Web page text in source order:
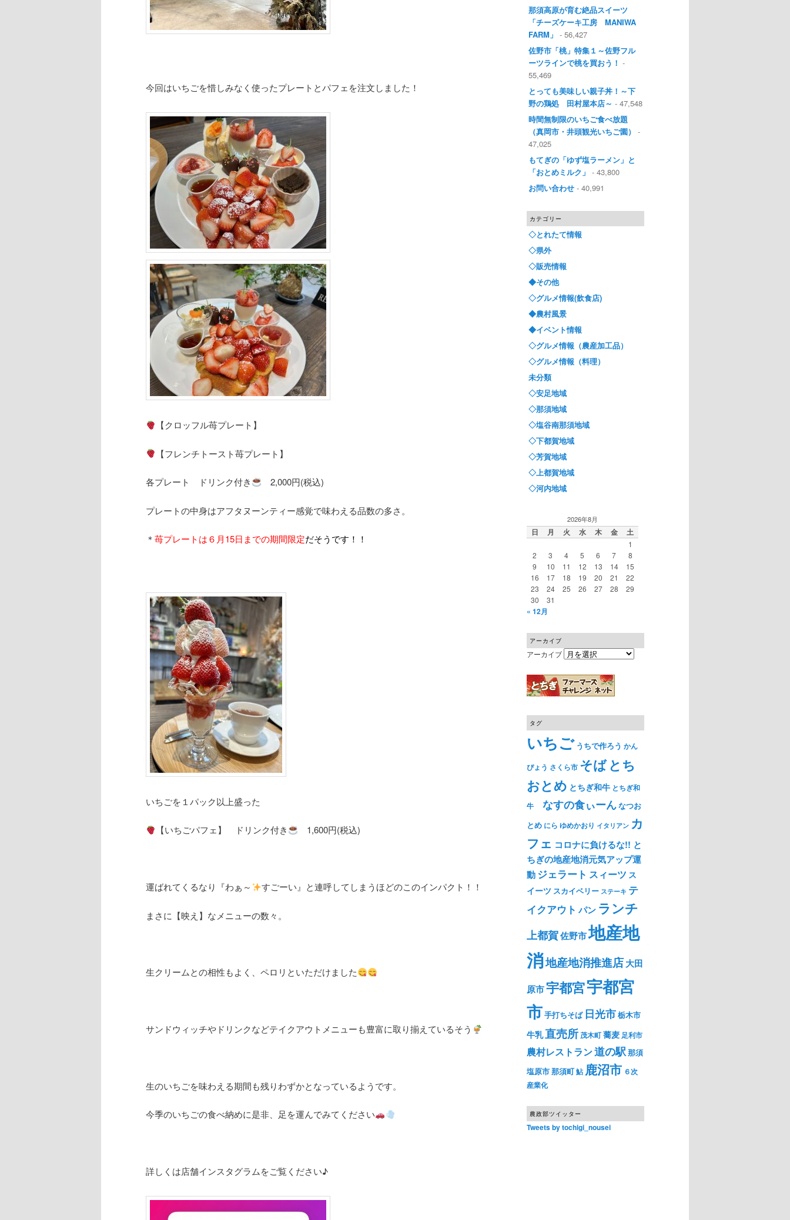
今回はいちごを惜しみなく使ったプレートとパフェを注文しました！
【クロッフル苺プレート】
【フレンチトースト苺プレート】
各プレート ドリンク付き 2,000円(税込)
プレートの中身はアフタヌーンティー感覚で味わえる品数の多さ。
＊苺プレートは６月15日までの期間限定だそうです！！
いちごを１パック以上盛った
【いちごパフェ】 ドリンク付き 1,600円(税込)
運ばれてくるなり『わぁ～ すごーい』と連呼してしまうほどのこのインパクト！！
まさに【映え】なメニューの数々。
生クリームとの相性もよく、ペロリといただけました
サンドウィッチやドリンクなどテイクアウトメニューも豊富に取り揃えているそう
生のいちごを味わえる期間も残りわずかとなっているようです。
今季のいちごの食べ納めに是非、足を運んでみてください
詳しくは店舗インスタグラムをご覧ください♪
那須高原が育む絶品スイーツ
「チーズケーキ工房 MANIWA
FARM」 - 56,427
佐野市「桃」特集１～佐野フル
ーツラインで桃を買おう！ -
55,469
とっても美味しい親子丼！～下
野の鶏処 田村屋本店～ - 47,548
時間無制限のいちご食べ放題
（真岡市・井頭観光いちご園）
-
47,025
もてぎの「ゆず塩ラーメン」と
「おとめミルク」 - 43,800
お問い合わせ - 40,991
カテゴリー
◇とれたて情報
◇県外
◇販売情報
◆その他
◇グルメ情報(飲食店)
◆農村風景
◆イベント情報
◇グルメ情報（農産加工品）
◇グルメ情報（料理）
未分類
◇安足地域
◇那須地域
◇塩谷南那須地域
◇下都賀地域
◇芳賀地域
◇上都賀地域
◇河内地域
2026年8月
日 月 火 水 木 金 土
1
2
3 4 5 6 7
8
9
10 11 12 13 14
15
16
17 18 19 20 21
22
23
24 25 26 27 28
29
30
31
« 12月
アーカイブ
アーカイブ
タグ
いちご うちで作ろう かん
ぴょう さくら市 そばとち
おとめ とちぎ和牛 とちぎ和
牛
なすの食ぃーんなつお
とめ にら ゆめかおり イタリアン カ
フェ コロナに負けるな!! と
ちぎの地産地消元気アップ運
動ジェラート スィーツ ス
イーツ スカイベリー ステーキ テ
イクアウト パン ランチ
上都賀佐野市地産地
消地産地消推進店大田
原市宇都宮宇都宮
市手打ちそば 日光市栃木市
牛乳直売所 茂木町蕎麦 足利市
農村レストラン道の駅那須
塩原市那須町鮎 鹿沼市 ６次
産業化
農政部ツイッター
Tweets by tochigi_nousei